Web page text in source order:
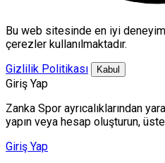
Bu web sitesinde en iyi
çerezler kullanılmaktadır.
Gizlilik Politikası
Kabul
Giriş Yap
Zanka Spor ayrıcalıklarından
yapın veya hesap oluşturun,
Giriş Yap